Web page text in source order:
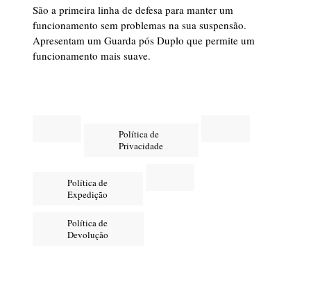
São a primeira linha de defesa para manter um
funcionamento sem problemas na sua suspensão.
Apresentam um Guarda pós Duplo que permite um
funcionamento mais suave.
Política de
Privacidade
Política de
Expedição
Política de
Devolução